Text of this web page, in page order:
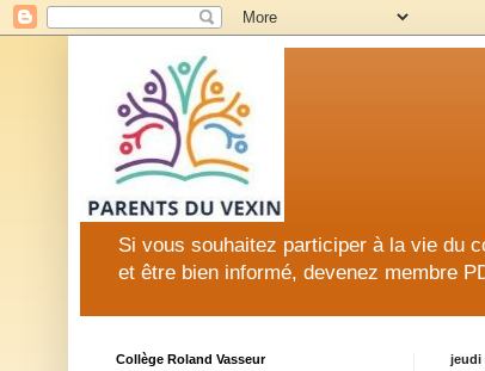
Si vous souhaitez participer à la vie du
et être bien informé, devenez membre
jeudi
Collège Roland Vasseur